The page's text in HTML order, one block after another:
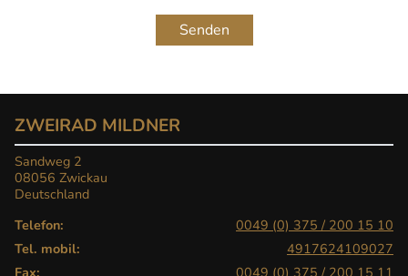
Senden
ZWEIRAD MILDNER
Sandweg 2
08056 Zwickau
Deutschland
Telefon:
0049 (0) 375 / 200 15 10
Tel. mobil:
4917624109027
Fax:
0049 (0) 375 / 200 15 11